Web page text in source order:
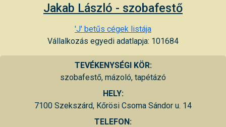
Jakab László - szobafestő
'J' betűs cégek listája
Vállalkozás egyedi adatlapja: 101684
TEVÉKENYSÉGI KÖR:
szobafestő, mázoló, tapétázó
HELY:
7100 Szekszárd, Kőrösi Csoma Sándor u. 14
TELEFON: